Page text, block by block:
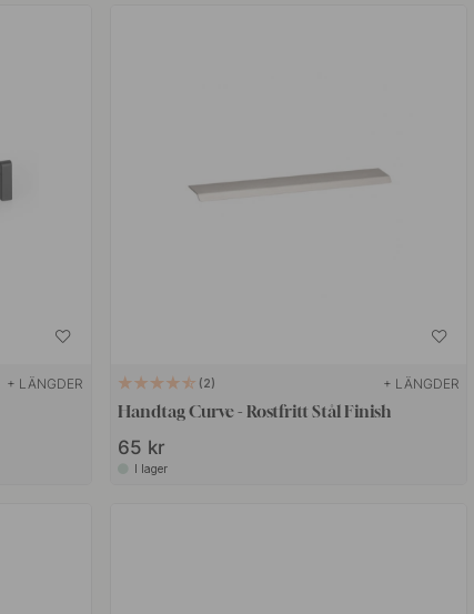
+ LÄNGDER 2 + LÄNGDER
Handtag Curve - Rostfritt Stål Finish
65 kr
I lager